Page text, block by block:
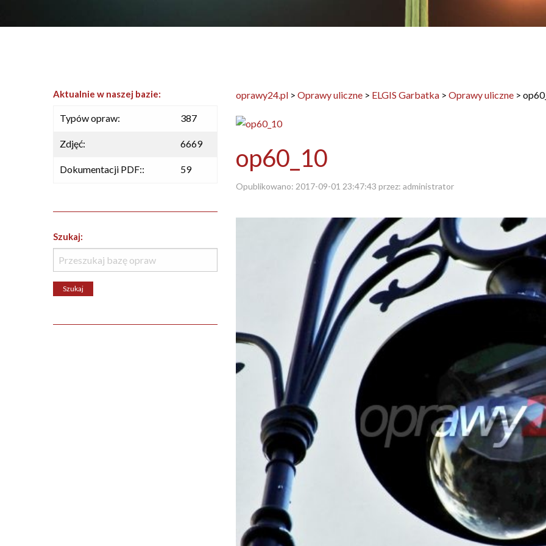
oprawy24.pl > Oprawy uliczne > ELGIS Garbatka > Oprawy uliczne >
op60_10
Opublikowano: 2017-09-01 23:47:43 przez: administrator
Aktualnie w naszej bazie:
Typów opraw: 387
Zdjęć: 6669
Dokumentacji PDF:: 59
Szukaj: